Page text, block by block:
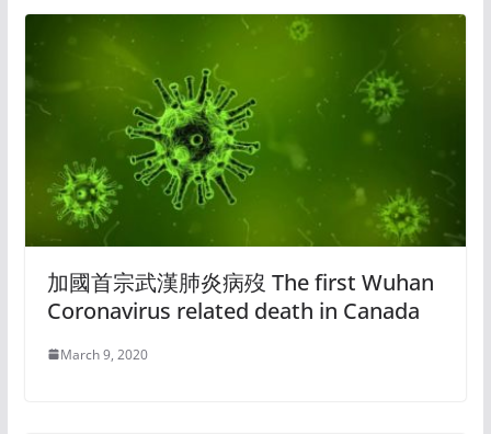
加國首宗武漢肺炎病歿 The first Wuhan
Coronavirus related death in Canada
March 9, 2020